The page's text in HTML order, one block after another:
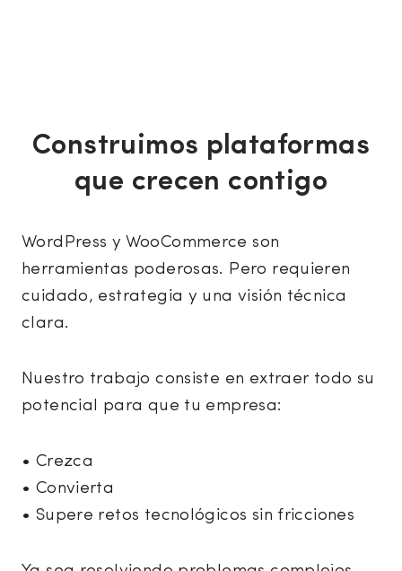
Construimos plataformas
que crecen contigo
WordPress y WooCommerce son
herramientas poderosas. Pero requieren
cuidado, estrategia y una visión técnica
clara.
Nuestro trabajo consiste en extraer todo su
potencial para que tu empresa:
• Crezca
• Convierta
• Supere retos tecnológicos sin fricciones